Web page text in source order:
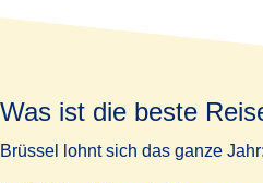
Was ist die beste
Brüssel lohnt sich das ganze Jahr: